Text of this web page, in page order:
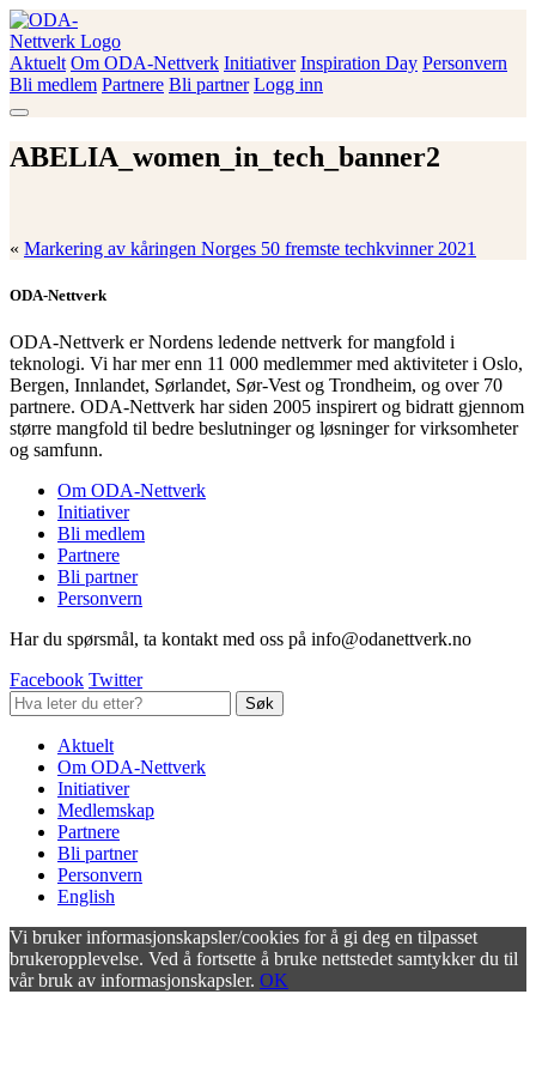
Skip
to
content
ODA-Nettverk
Aktuelt Om ODA-Nettverk Initiativer Inspiration Day Personvern
Bli medlem Partnere Bli partner Logg inn
ABELIA_women_in_tech_banner2
« Markering av kåringen Norges 50 fremste techkvinner 2021
ODA-Nettverk
ODA-Nettverk er Nordens ledende nettverk for mangfold i
teknologi. Vi har mer enn 11 000 medlemmer med aktiviteter i Oslo,
Bergen, Innlandet, Sørlandet, Sør-Vest og Trondheim, og over 70
partnere. ODA-Nettverk har siden 2005 inspirert og bidratt gjennom
større mangfold til bedre beslutninger og løsninger for virksomheter
og samfunn.
Om ODA-Nettverk
Initiativer
Bli medlem
Partnere
Bli partner
Personvern
Har du spørsmål, ta kontakt med oss på info@odanettverk.no
Facebook Twitter
Aktuelt
Om ODA-Nettverk
Initiativer
Medlemskap
Partnere
Bli partner
Personvern
English
Vi bruker informasjonskapsler/cookies for å gi deg en tilpasset
brukeropplevelse. Ved å fortsette å bruke nettstedet samtykker du til
vår bruk av informasjonskapsler. OK